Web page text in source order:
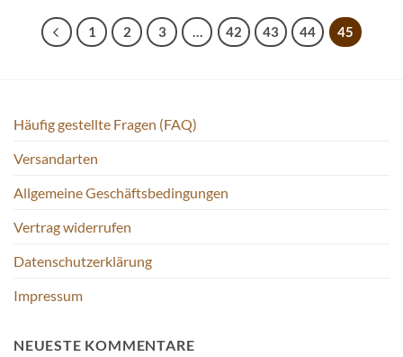
1 2 3 … 42 43 44 45
Häufig gestellte Fragen (FAQ)
Versandarten
Allgemeine Geschäftsbedingungen
Vertrag widerrufen
Datenschutzerklärung
Impressum
NEUESTE KOMMENTARE